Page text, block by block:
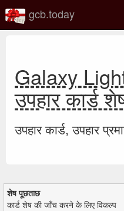
gcb.today
Galaxy
उपहार कार्ड
उपहार कार्ड, उपहार
शेष पूछताछ
कार्ड शेष की जाँच करने के लिए विकल्प